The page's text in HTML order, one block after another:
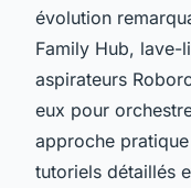
évolution
Family Hub, lave-
aspirateurs
eux pour
approche
tutoriels détaillés